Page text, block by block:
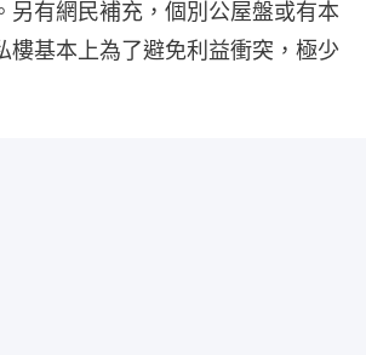
另有網民補充，個別公屋盤或有本
樓基本上為了避免利益衝突，極少